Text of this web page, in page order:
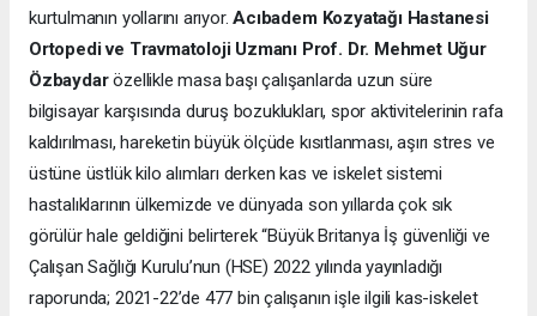
kurtulmanın yollarını arıyor.Acıbadem Kozyatağı Hastanesi
Ortopedi ve Travmatoloji Uzmanı Prof. Dr. Mehmet Uğur
Özbaydarözellikle masa başı çalışanlarda uzun süre
bilgisayar karşısında duruş bozuklukları, spor aktivitelerinin rafa
kaldırılması, hareketin büyük ölçüde kısıtlanması, aşırı stres ve
üstüne üstlük kilo alımları derken kas ve iskelet sistemi
hastalıklarının ülkemizde ve dünyada son yıllarda çok sık
görülür hale geldiğini belirterek “Büyük Britanya İş güvenliği ve
Çalışan Sağlığı Kurulu’nun (HSE) 2022 yılında yayınladığı
raporunda; 2021-22’de 477 bin çalışanın işle ilgili kas-iskelet